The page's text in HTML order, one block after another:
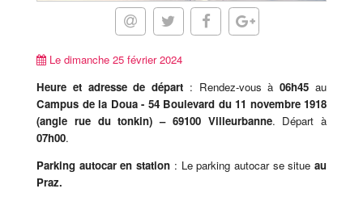
Le dimanche 25 février 2024
Heure et adresse de départ : Rendez-vous à06h45 au
Campus de la Doua - 54 Boulevard du 11 novembre 1918
(angle rue du tonkin)– 69100 Villeurbanne. Départ à
07h00.
Parking autocar en station : Le parking autocar se situeau
Praz.